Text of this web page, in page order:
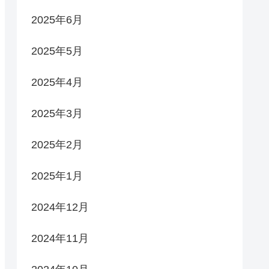
2025年6月
2025年5月
2025年4月
2025年3月
2025年2月
2025年1月
2024年12月
2024年11月